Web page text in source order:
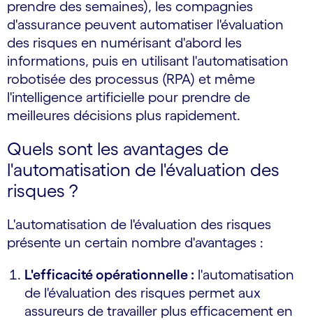
prendre des semaines), les compagnies
d'assurance peuvent automatiser l'évaluation
des risques en numérisant d'abord les
informations, puis en utilisant l'automatisation
robotisée des processus (RPA) et même
l'intelligence artificielle pour prendre de
meilleures décisions plus rapidement.
Quels sont les avantages de
l'automatisation de l'évaluation des
risques ?
L'automatisation de l'évaluation des risques
présente un certain nombre d'avantages :
L'efficacité opérationnelle : l'automatisation
de l'évaluation des risques permet aux
assureurs de travailler plus efficacement en